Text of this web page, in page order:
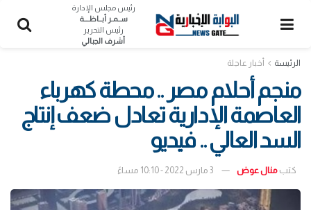
رئيس مجلس الإدارة
ســمـر أبــاظــــة
رئيس التحرير
أشرف الجبالي
الرئيسة أخبار عاجلة
منجم أحلام مصر .. محطة كهرباء
العاصمة الإدارية تعادل ضعف إنتاج
السد العالي .. فيديو
كتب منال عوض 3 مارس 2022 - 10:10 مساءً